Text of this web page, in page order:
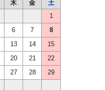
木 金
土
1
6 7
8
13 14
15
20 21
22
27 28
29